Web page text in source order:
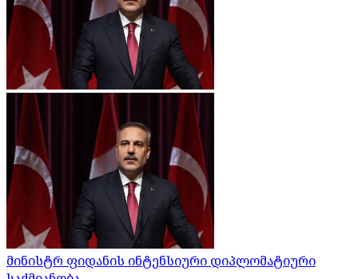
მინისტრ ფიდანის ინტენსიური დიპლომატიური